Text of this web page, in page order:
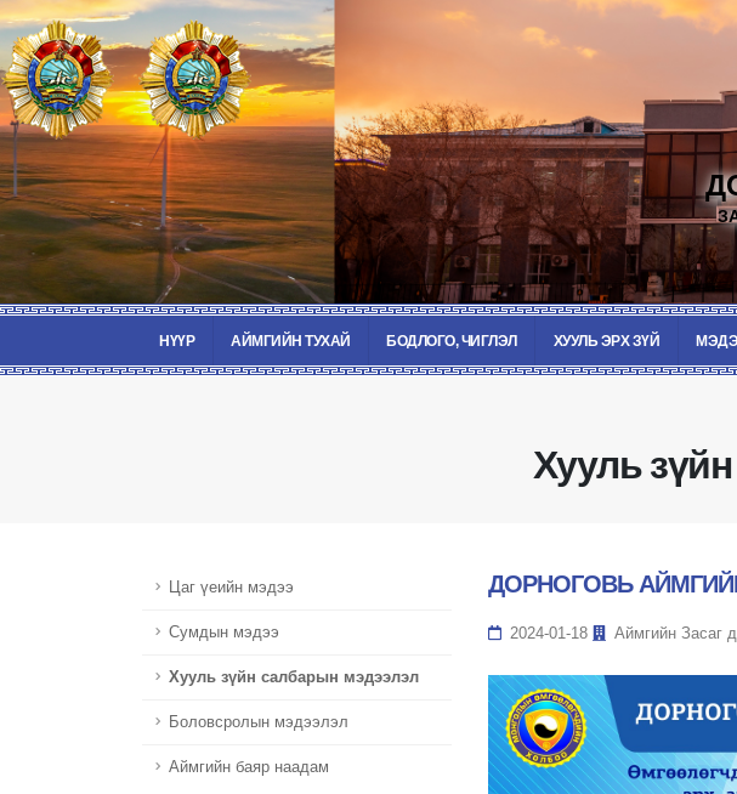
НҮҮР АЙМГИЙН ТУХАЙ БОДЛОГО, ЧИГЛЭЛ ХУУЛЬ ЭРХ ЗҮЙ
Хууль
Цаг үеийн мэдээ
Сумдын мэдээ
Хууль зүйн салбарын мэдээлэл
Боловсролын мэдээлэл
Аймгийн баяр наадам
ДОРНОГОВЬ
2024-01-18 Аймгийн Засаг